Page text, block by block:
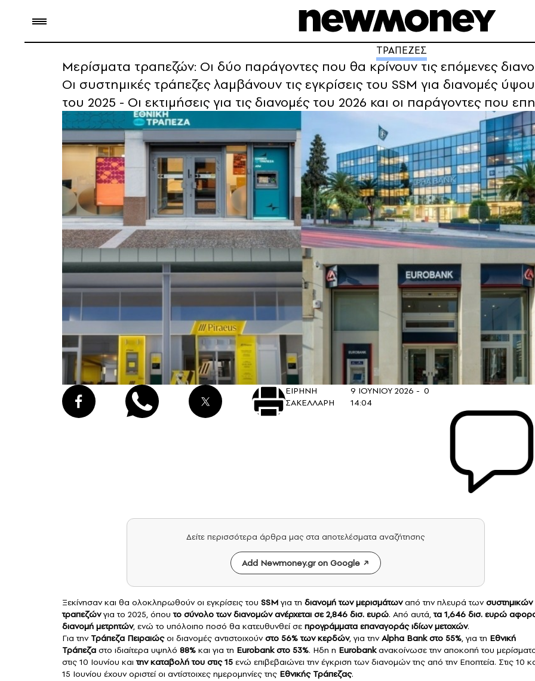
ΤΡΑΠΕΖΕΣ
Μερίσματα τραπεζών: Οι δύο παράγοντες που θα κρίνουν τις επόμενες
Οι συστημικές τράπεζες λαμβάνουν τις εγκρίσεις του SSM για διανομές
του 2025 - Οι εκτιμήσεις για τις διανομές του 2026 και οι παράγοντες που
ΕΙΡΗΝΗ
ΣΑΚΕΛΛΑΡΗ
9 ΙΟΥΝΙΟΥ 2026 -
14:04
0
Δείτε περισσότερα άρθρα μας στα αποτελέσματα αναζήτησης
Add Newmoney.gr on Google
Ξεκίνησαν και θα ολοκληρωθούν οι εγκρίσεις του SSM για τη διανομή τωνμερισμάτωναπό την πλευρά τωνσυστημικών
τραπεζώνγια το 2025, όπουτο σύνολο τωνδιανομώνανέρχεται σε 2,846 δισ. ευρώ. Από αυτά,τα 1,646 δισ. ευρώ
διανομή μετρητών, ενώ το υπόλοιπο ποσό θα κατευθυνθεί σε προγράμματα επαναγοράς ιδίων μετοχών.
Για την Τράπεζα Πειραιώςοι διανομές αντιστοιχούνστο 56% των κερδών, για τηνAlpha Bank στο 55%, για τη Εθνική
Τράπεζα στο ιδιαίτερα υψηλό 88% και για τη Eurobank στο 53%. Ηδη η Eurobankανακοίνωσε την αποκοπή του
στις 10 Ιουνίου καιτην καταβολή του στις 15 ενώ επιβεβαιώνει την έγκριση των διανομών της από την Εποπτεία. Στις 10
15 Ιουνίου έχουν οριστεί οι αντίστοιχες ημερομηνίες της Εθνικής Τράπεζας.